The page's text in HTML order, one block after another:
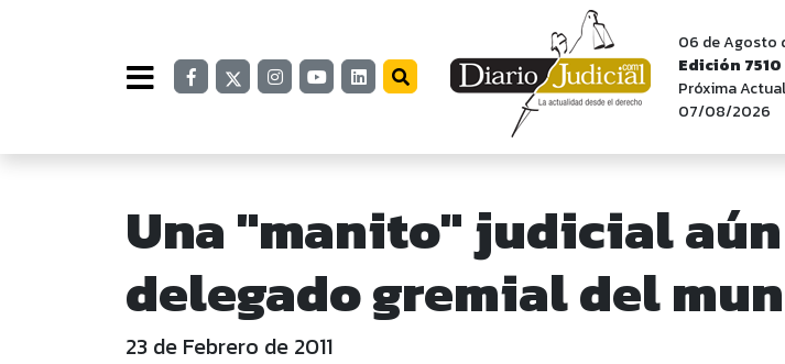
06 de Agosto
Edición
Próxima
07/08/2026
Una "manito" judicial
delegado gremial del
23 de Febrero de 2011